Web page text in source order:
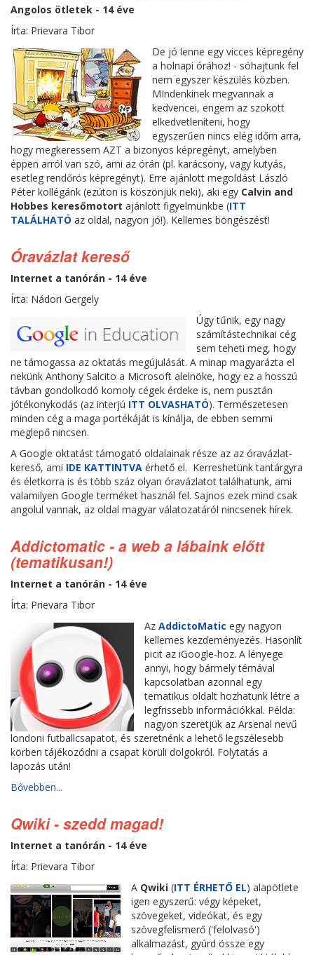
Angolos ötletek - 14 éve
Írta: Prievara Tibor
De jó lenne egy vicces képregény
a holnapi órához! - sóhajtunk fel
nem egyszer készülés közben.
MIndenkinek megvannak a
kedvencei, engem az szokott
elkedvetleníteni, hogy
egyszerűen nincs elég időm arra,
hogy megkeressem AZT a bizonyos képregényt, amelyben
éppen arról van szó, ami az órán (pl. karácsony, vagy kutyás,
esetleg rendőrös képregényt). Erre ajánlott megoldást László
Péter kollégánk (ezúton is köszönjük neki), aki egy Calvin and
Hobbes keresőmotort ajánlott figyelmünkbe (ITT
TALÁLHATÓ az oldal, nagyon jó!). Kellemes böngészést!
Óravázlat kereső
Internet a tanórán - 14 éve
Írta: Nádori Gergely
Úgy tűnik, egy nagy
számítástechnikai cég
sem teheti meg, hogy
ne támogassa az oktatás megújulását. A minap magyarázta el
nekünk Anthony Salcito a Microsoft alelnöke, hogy ez a hosszú
távban gondolkodó komoly cégek érdeke is, nem pusztán
jótékonykodás (az interjú ITT OLVASHATÓ). Természetesen
minden cég a maga portékáját is kínálja, de ebben semmi
meglepő nincsen.
A Google oktatást támogató oldalainak része az az óravázlat-
kereső, ami IDE KATTINTVA érhető el. Kerreshetünk tantárgyra
és életkorra is és több száz olyan óravázlatot találhatunk, ami
valamilyen Google terméket használ fel. Sajnos ezek mind csak
angolul vannak, az oldal magyar válatozatáról nincsenek hírek.
Addictomatic - a web a lábaink előtt
(tematikusan!)
Internet a tanórán - 14 éve
Írta: Prievara Tibor
AzAddictoMaticegy nagyon
kellemes kezdeményezés. Hasonlít
picit az iGoogle-hoz. A lényege
annyi, hogy bármely témával
kapcsolatban azonnal egy
tematikus oldalt hozhatunk létre a
legfrissebb információkkal. Példa:
nagyon szeretjük az Arsenal nevű
londoni futballcsapatot, és szeretnénk a lehető legszélesebb
körben tájékozódni a csapat körüli dolgokról. Folytatás a
lapozás után!
Bővebben...
Qwiki - szedd magad!
Internet a tanórán - 14 éve
Írta: Prievara Tibor
A Qwiki (ITT ÉRHETŐ EL) alapötlete
igen egyszerű: végy képeket,
szövegeket, videókat, és egy
szövegfelismerő ('felolvasó')
alkalmazást, gyúrd össze egy